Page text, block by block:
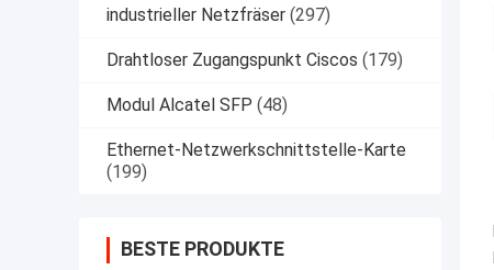
industrieller Netzfräser (297)
Drahtloser Zugangspunkt Ciscos (179)
Modul Alcatel SFP (48)
Ethernet-Netzwerkschnittstelle-Karte
(199)
BESTE PRODUKTE